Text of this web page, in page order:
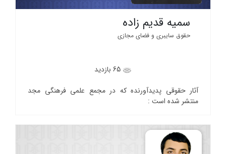
سمیه قدیم زاده
حقوق سایبری و فضای مجازی
آثار حقوقی پدیدآورنده که در مجمع علمی فرهنگی مجد
منتشر شده است :